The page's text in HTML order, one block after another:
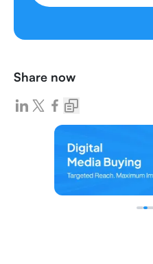
Share now